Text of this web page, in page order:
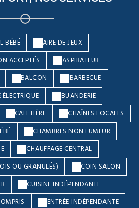
BÉBÉ
AIRE DE JEUX
ACCEPTÉS
ASPIRATEUR
BALCON
BARBECUE
BUANDERIE
CAFETIÈRE
CHAÎNES LOCALES
CHAMBRES NON FUMEUR
CHAUFFAGE CENTRAL
OU GRANULÉS)
COIN SALON
CUISINE INDÉPENDANTE
ENTRÉE INDÉPENDANTE